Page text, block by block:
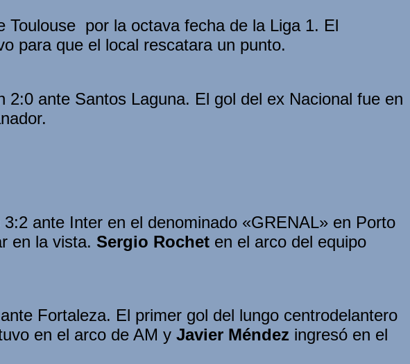
Toulouse por la octava fecha de la Liga 1. El
para que el local rescatara un punto.
2:0 ante Santos Laguna. El gol del ex Nacional fue en
ante Inter en el denominado «GRENAL» en Porto
en la vista. Sergio Rochet en el arco del equipo
Fortaleza. El primer gol del lungo centrodelantero
en el arco de AM y Javier Méndez ingresó en el